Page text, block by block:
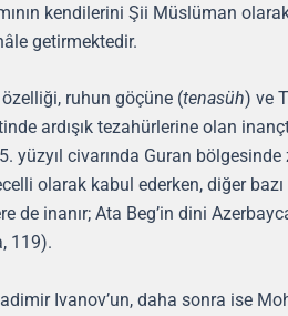
kendilerini Şii Müslüman
getirmektedir.
ruhun göçüne (tenasüh) ve
ardışık tezahürlerine olan
yüzyıl civarında Guran bölgesinde
olarak kabul ederken, diğer bazı
de inanır; Ata Beg’in dini
119).
Ivanov’un, daha sonra ise